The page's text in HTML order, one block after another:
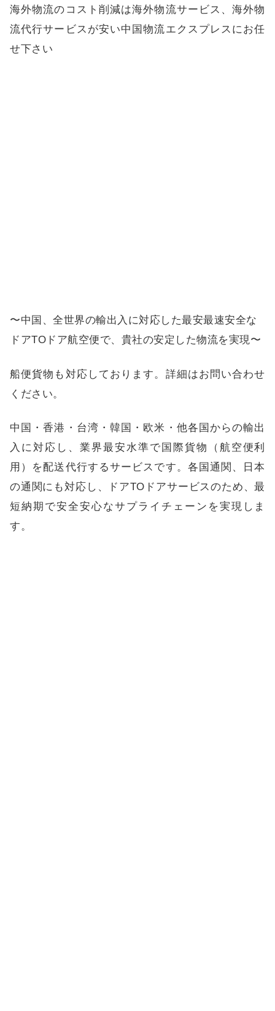
海外物流のコスト削減は海外物流サービス、海外物
流代行サービスが安い中国物流エクスプレスにお任
せ下さい
〜中国、全世界の輸出入に対応した最安最速安全な
ドアTOドア航空便で、貴社の安定した物流を実現〜
船便貨物も対応しております。詳細はお問い合わせ
ください。
中国・香港・台湾・韓国・欧米・他各国からの輸出
入に対応し、業界最安水準で国際貨物（航空便利
用）を配送代行するサービスです。各国通関、日本
の通関にも対応し、ドアTOドアサービスのため、最
短納期で安全安心なサプライチェーンを実現しま
す。